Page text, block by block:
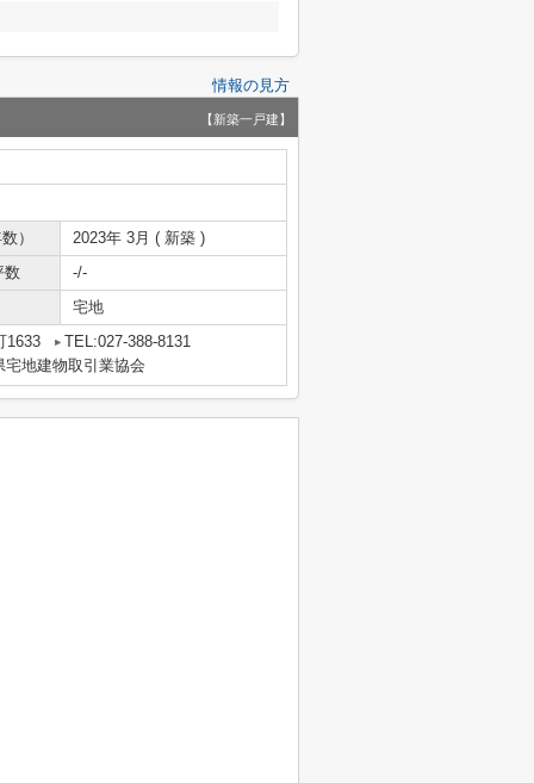
情報の見方
【新築一戸建】
）
2023年 3月 ( 新築 )
数
-/-
宅地
1633
TEL:027-388-8131
地建物取引業協会